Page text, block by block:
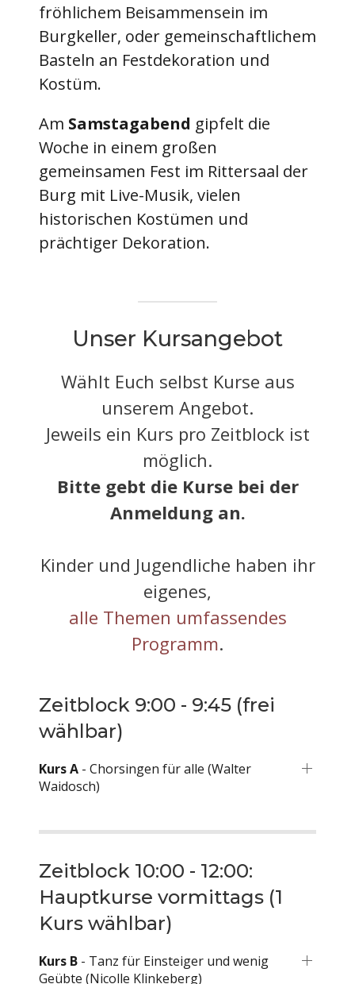
fröhlichem Beisammensein im
Burgkeller, oder gemeinschaftlichem
Basteln an Festdekoration und
Kostüm.
Am Samstagabend gipfelt die
Woche in einem großen
gemeinsamen Fest im Rittersaal der
Burg mit Live-Musik, vielen
historischen Kostümen und
prächtiger Dekoration.
Unser Kursangebot
Wählt Euch selbst Kurse aus
unserem Angebot.
Jeweils ein Kurs pro Zeitblock ist
möglich.
Bitte gebt die Kurse bei der
Anmeldung an.
Kinder und Jugendliche haben ihr
eigenes,
alle Themen umfassendes
Programm.
Zeitblock 9:00 - 9:45 (frei
wählbar)
Kurs A - Chorsingen für alle (Walter
Waidosch)
Zeitblock 10:00 - 12:00:
Hauptkurse vormittags (1
Kurs wählbar)
Kurs B - Tanz für Einsteiger und wenig
Geübte (Nicolle Klinkeberg)